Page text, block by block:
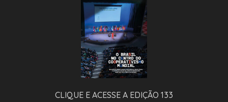
CLIQUE E ACESSE A EDIÇÃO 133